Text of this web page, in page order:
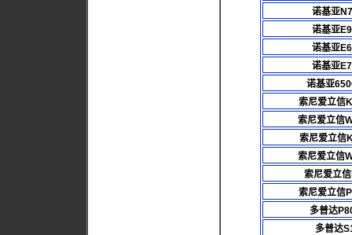
诺基亚
诺基亚
诺基亚
诺基亚
诺基亚
索尼爱立信
索尼爱立信
索尼爱立信
索尼爱立信
索尼爱立
索尼爱立信
多普达
多普达